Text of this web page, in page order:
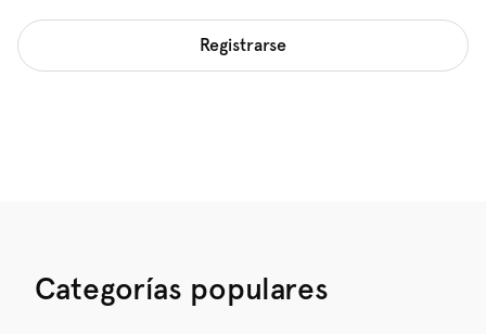
Registrarse
Categorías populares